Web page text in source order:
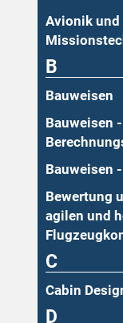
Avionik und
B
Bauweisen
Bauweisen -
Bauweisen
Bewertung
agilen und
C
Cabin
D